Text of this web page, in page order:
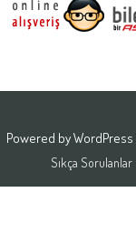
Powered byWordPress
Sıkça Sorulanlar